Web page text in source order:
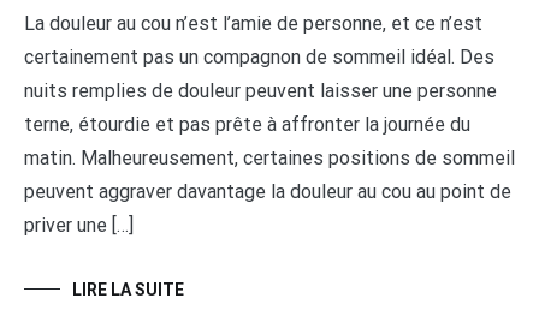
La douleur au cou n’est l’amie de personne, et ce n’est
certainement pas un compagnon de sommeil idéal. Des
nuits remplies de douleur peuvent laisser une personne
terne, étourdie et pas prête à affronter la journée du
matin. Malheureusement, certaines positions de sommeil
peuvent aggraver davantage la douleur au cou au point de
priver une […]
LIRE LA SUITE